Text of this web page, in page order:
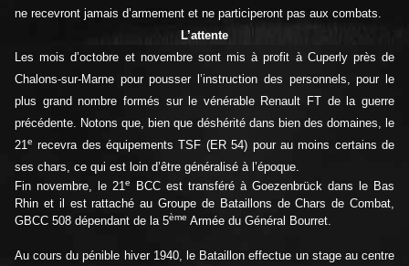
ne recevront jamais d’armement et ne participeront pas aux combats.
L’attente
Les mois d’octobre et novembre sont mis à profit à Cuperly près de
Chalons-sur-Marne pour pousser l’instruction des personnels, pour le
plus grand nombre formés sur le vénérable Renault FT de la guerre
précédente. Notons que, bien que déshérité dans bien des domaines, le
21e recevra des équipements TSF (ER 54) pour au moins certains de
ses chars, ce qui est loin d’être généralisé à l’époque.
Fin novembre, le 21e
BCC est transféré à Goezenbrück dans le Bas
Rhin et il est rattaché au Groupe de Bataillons de Chars de Combat,
GBCC 508 dépendant de la 5ème Armée du Général Bourret.
Au cours du pénible hiver 1940, le Bataillon effectue un stage au centre